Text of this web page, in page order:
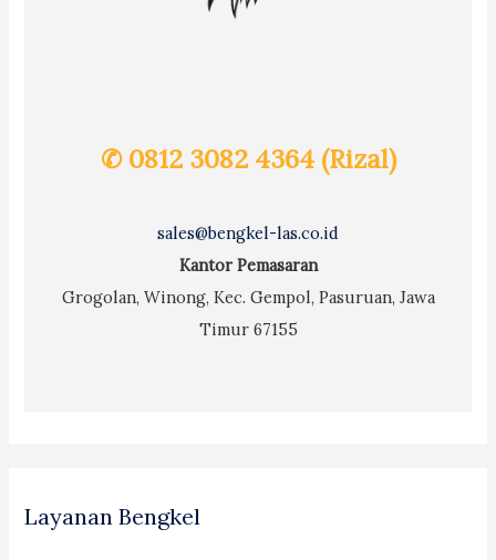
✆ 0812 3082 4364 (Rizal)
sales@bengkel-las.co.id
Kantor Pemasaran
Grogolan, Winong, Kec. Gempol, Pasuruan, Jawa
Timur 67155
Layanan Bengkel